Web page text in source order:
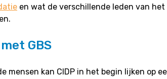
en wat de verschillende leden van
GBS
mensen kan CIDP in het begin lijken op